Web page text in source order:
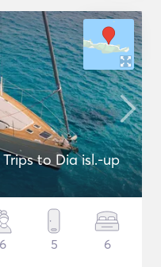
Trips to Dia isl.-up
5 6